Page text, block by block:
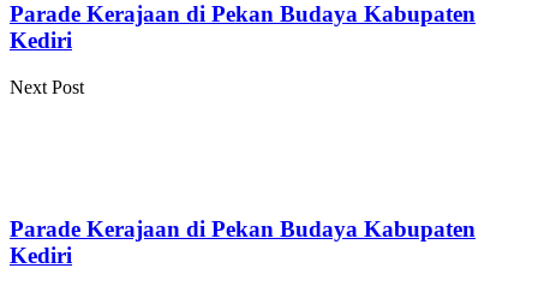
Parade Kerajaan di Pekan Budaya Kabupaten
Kediri
Next Post
Parade Kerajaan di Pekan Budaya Kabupaten
Kediri